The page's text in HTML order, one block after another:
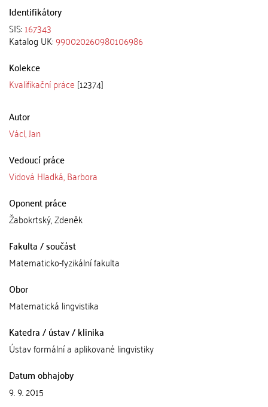
Identifikátory
SIS:167343
Katalog UK:990020260980106986
Kolekce
Kvalifikační práce [12374]
Autor
Václ, Jan
Vedoucí práce
Vidová Hladká, Barbora
Oponent práce
Žabokrtský, Zdeněk
Fakulta / součást
Matematicko-fyzikální fakulta
Obor
Matematická lingvistika
Katedra / ústav / klinika
Ústav formální a aplikované lingvistiky
Datum obhajoby
9. 9. 2015